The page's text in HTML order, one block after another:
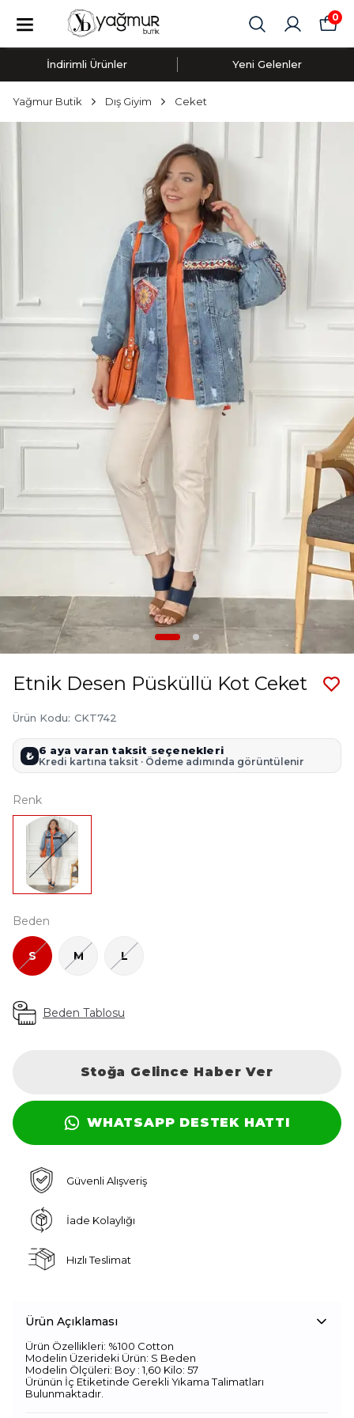
0
İndirimli Ürünler Yeni Gelenler
Yağmur Butik Dış Giyim Ceket
Etnik Desen Püsküllü Kot Ceket
Ürün Kodu: CKT742
₺ 6 aya varan taksit seçenekleri
Kredi kartına taksit · Ödeme adımında görüntülenir
Renk
Beden
S M L
Beden Tablosu
Stoğa Gelince Haber Ver
WHATSAPP DESTEK HATTI
Güvenli Alışveriş
İade Kolaylığı
Hızlı Teslimat
Ürün Açıklaması
Ürün Özellikleri: %100 Cotton
Modelin Üzerideki Ürün: S Beden
Modelin Ölçüleri: Boy : 1,60 Kilo: 57
Ürünün İç Etiketinde Gerekli Yıkama Talimatları
Bulunmaktadır.